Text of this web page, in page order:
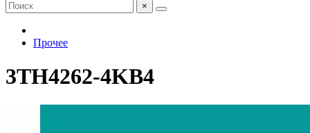
×
Прочее
3TH4262-4KB4